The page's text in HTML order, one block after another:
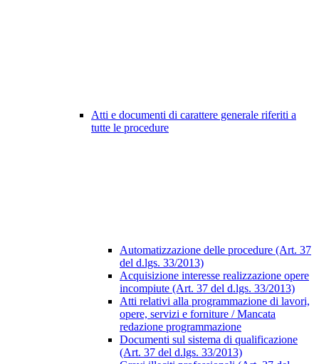
Atti e documenti di carattere generale riferiti a
tutte le procedure
Automatizzazione delle procedure (Art. 37
del d.lgs. 33/2013)
Acquisizione interesse realizzazione opere
incompiute (Art. 37 del d.lgs. 33/2013)
Atti relativi alla programmazione di lavori,
opere, servizi e forniture / Mancata
redazione programmazione
Documenti sul sistema di qualificazione
(Art. 37 del d.lgs. 33/2013)